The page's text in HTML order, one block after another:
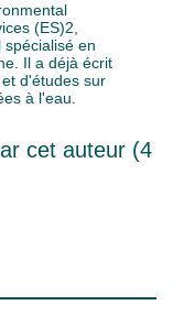
(ES)2,
en
Il a déjà écrit
d'études sur
à l'eau.
cet auteur (4